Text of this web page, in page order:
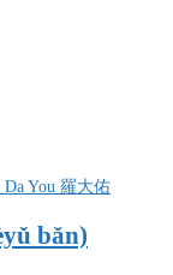
Da You 羅大佑
bǎn)